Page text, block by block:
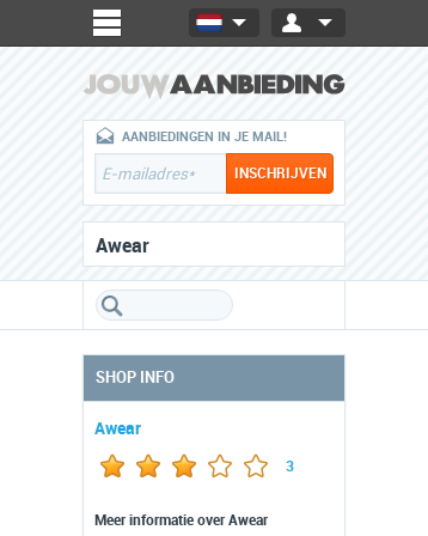
AANBIEDINGEN IN JE MAIL!
Awear
SHOP INFO
Awear
3
Meer informatie over Awear